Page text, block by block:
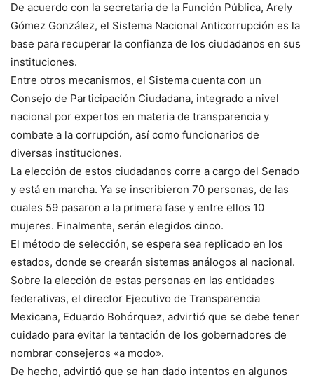
De acuerdo con la secretaria de la Función Pública, Arely
Gómez González, el Sistema Nacional Anticorrupción es la
base para recuperar la confianza de los ciudadanos en sus
instituciones.
Entre otros mecanismos, el Sistema cuenta con un
Consejo de Participación Ciudadana, integrado a nivel
nacional por expertos en materia de transparencia y
combate a la corrupción, así como funcionarios de
diversas instituciones.
La elección de estos ciudadanos corre a cargo del Senado
y está en marcha. Ya se inscribieron 70 personas, de las
cuales 59 pasaron a la primera fase y entre ellos 10
mujeres. Finalmente, serán elegidos cinco.
El método de selección, se espera sea replicado en los
estados, donde se crearán sistemas análogos al nacional.
Sobre la elección de estas personas en las entidades
federativas, el director Ejecutivo de Transparencia
Mexicana, Eduardo Bohórquez, advirtió que se debe tener
cuidado para evitar la tentación de los gobernadores de
nombrar consejeros «a modo».
De hecho, advirtió que se han dado intentos en algunos